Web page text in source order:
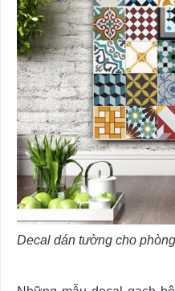
Decal dán tường cho